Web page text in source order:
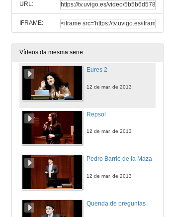
URL:
IFRAME:
Vídeos da mesma serie
Quenda de preguntas
12 de mar. de 2013
Eures 2
12 de mar. de 2013
Repsol
12 de mar. de 2013
Pedro Barrié de la Maza
12 de mar. de 2013
Quenda de preguntas